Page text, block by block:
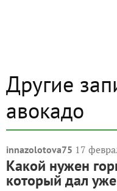
Другие
авокадо
innazolotova75 17
Какой нужен
который дал